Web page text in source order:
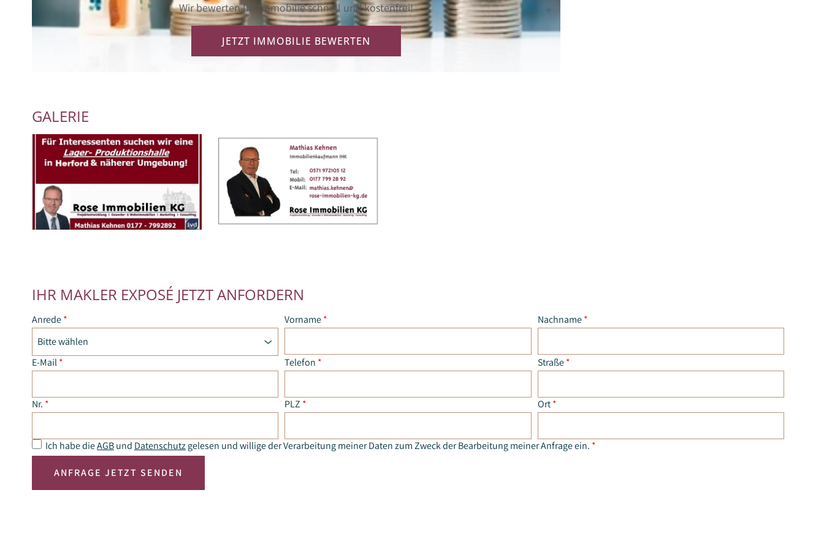
Wir bewerten Ihr Immobilie schnell und kostenfrei!
JETZT IMMOBILIE BEWERTEN
GALERIE
IHR MAKLER EXPOSÉ JETZT ANFORDERN
Anrede*
Bitte wählen
Vorname* Nachname*
E-Mail* Telefon * Straße*
Nr. * PLZ * Ort*
Ich habe dieAGBund Datenschutzgelesen und willige der Verarbeitung meiner Daten zum Zweck der Bearbeitung meiner Anfrage ein. *
ANFRAGE JETZT SENDEN